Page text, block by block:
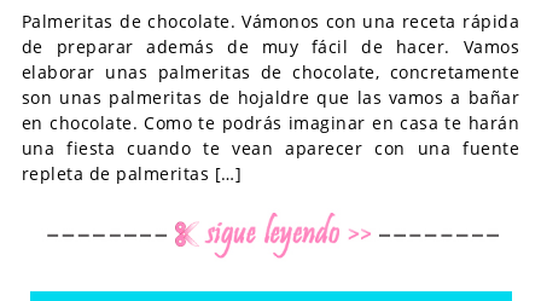
Palmeritas de chocolate. Vámonos con una receta rápida
de preparar además de muy fácil de hacer. Vamos
elaborar unas palmeritas de chocolate, concretamente
son unas palmeritas de hojaldre que las vamos a bañar
en chocolate. Como te podrás imaginar en casa te harán
una fiesta cuando te vean aparecer con una fuente
repleta de palmeritas […]